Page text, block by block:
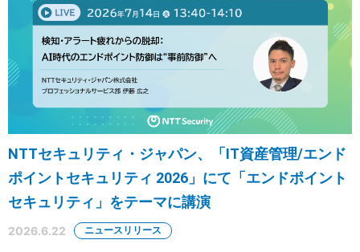
NTTセキュリティ・ジャパン、「IT資産管理/エンド
ポイントセキュリティ 2026」にて「エンドポイント
セキュリティ」をテーマに講演
2026.6.22 ニュースリリース